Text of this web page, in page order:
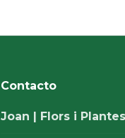
Contacto
Joan | Flors i Plantes